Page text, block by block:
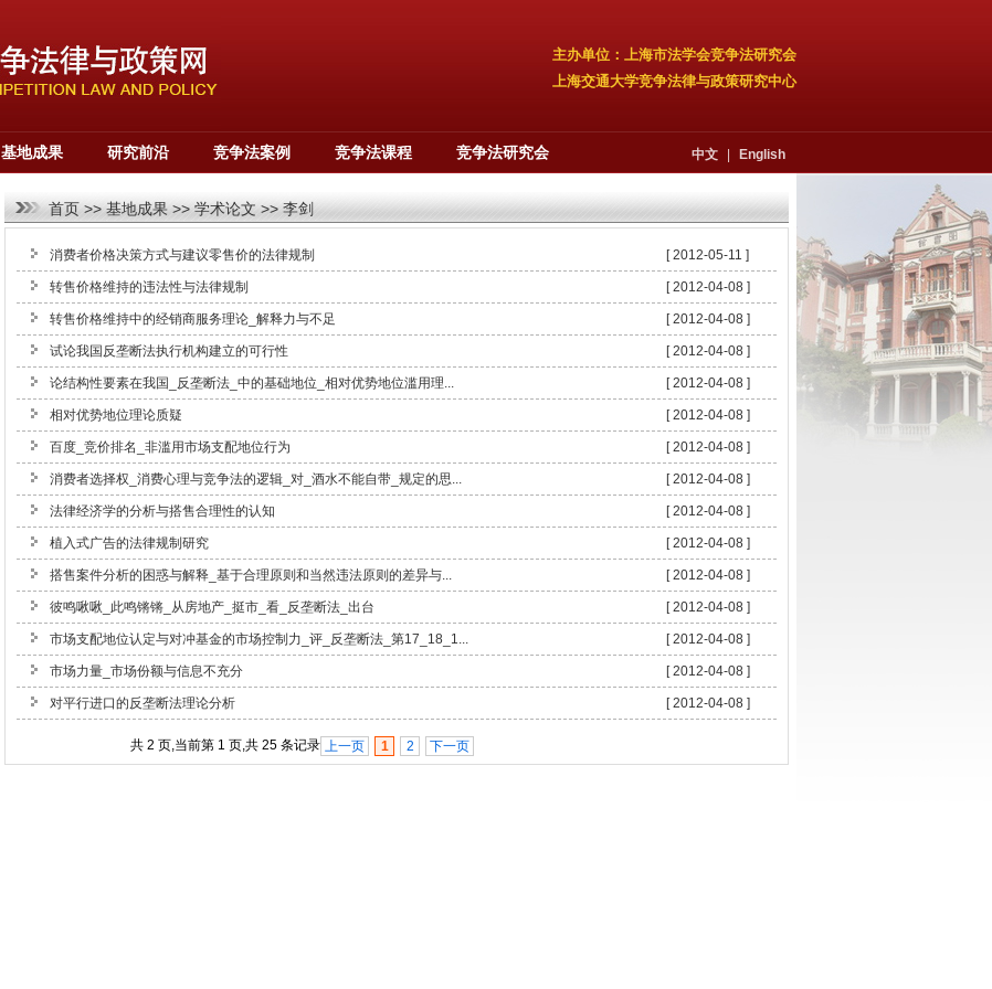
主办单位：上海市法学会竞争法研究会
上海交通大学竞争法律与政策研究中心
基地成果 研究前沿 竞争法案例 竞争法课程 竞争法研究会 中文 English
首页>>基地成果>>学术论文>>李剑
消费者价格决策方式与建议零售价的法律规制 [ 2012-05-11 ]
转售价格维持的违法性与法律规制 [ 2012-04-08 ]
转售价格维持中的经销商服务理论_解释力与不足 [ 2012-04-08 ]
试论我国反垄断法执行机构建立的可行性 [ 2012-04-08 ]
论结构性要素在我国_反垄断法_中的基础地位_相对优势地位滥用理... [ 2012-04-08 ]
相对优势地位理论质疑 [ 2012-04-08 ]
百度_竞价排名_非滥用市场支配地位行为 [ 2012-04-08 ]
消费者选择权_消费心理与竞争法的逻辑_对_酒水不能自带_规定的思... [ 2012-04-08 ]
法律经济学的分析与搭售合理性的认知 [ 2012-04-08 ]
植入式广告的法律规制研究 [ 2012-04-08 ]
搭售案件分析的困惑与解释_基于合理原则和当然违法原则的差异与... [ 2012-04-08 ]
彼鸣啾啾_此鸣锵锵_从房地产_挺市_看_反垄断法_出台 [ 2012-04-08 ]
市场支配地位认定与对冲基金的市场控制力_评_反垄断法_第17_18_1... [ 2012-04-08 ]
市场力量_市场份额与信息不充分 [ 2012-04-08 ]
对平行进口的反垄断法理论分析 [ 2012-04-08 ]
共 2 页,当前第 1 页,共 25 条记录 上一页 1 2 下一页